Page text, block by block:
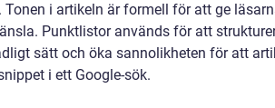
i artikeln är formell för att ge
Punktlistor används för att
sätt och öka sannolikheten för att
i ett Google-sök.